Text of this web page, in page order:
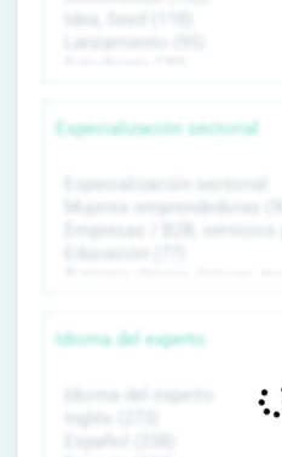
Especialización sectorial
Idioma del experto